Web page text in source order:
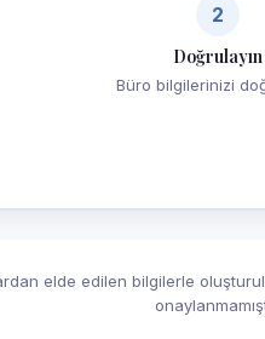
2
Doğrulayın
Büro bilgilerinizi
elde edilen bilgilerle